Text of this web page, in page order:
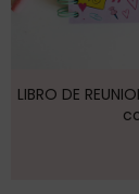
LIBRO DE